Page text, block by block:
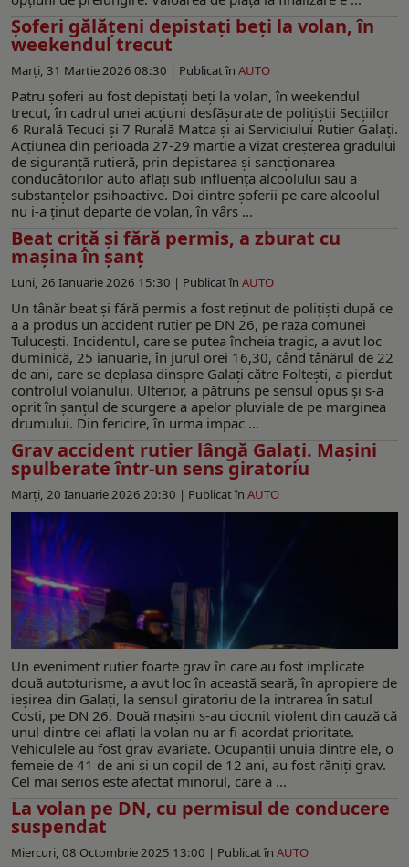
Șoferi gălăţeni depistați beți la volan, în
weekendul trecut
Marți, 31 Martie 2026 08:30 | Publicat în AUTO
Patru șoferi au fost depistați beți la volan, în weekendul
trecut, în cadrul unei acțiuni desfășurate de polițiștii Secțiilor
6 Rurală Tecuci și 7 Rurală Matca și ai Serviciului Rutier Galați.
Acțiunea din perioada 27-29 martie a vizat creșterea gradului
de siguranță rutieră, prin depistarea și sancționarea
conducătorilor auto aflați sub influența alcoolului sau a
substanțelor psihoactive. Doi dintre șoferii pe care alcoolul
nu i-a ținut departe de volan, în vârs ...
Beat criță și fără permis, a zburat cu
mașina în șanț
Luni, 26 Ianuarie 2026 15:30 | Publicat în AUTO
Un tânăr beat și fără permis a fost reținut de polițiști după ce
a a produs un accident rutier pe DN 26, pe raza comunei
Tulucești. Incidentul, care se putea încheia tragic, a avut loc
duminică, 25 ianuarie, în jurul orei 16,30, când tânărul de 22
de ani, care se deplasa dinspre Galați către Foltești, a pierdut
controlul volanului. Ulterior, a pătruns pe sensul opus și s-a
oprit în șanțul de scurgere a apelor pluviale de pe marginea
drumului. Din fericire, în urma impac ...
Grav accident rutier lângă Galați. Mașini
spulberate într-un sens giratoriu
Marți, 20 Ianuarie 2026 20:30 | Publicat în AUTO
Un eveniment rutier foarte grav în care au fost implicate
două autoturisme, a avut loc în această seară, în apropiere de
ieșirea din Galați, la sensul giratoriu de la intrarea în satul
Costi, pe DN 26. Două mașini s-au ciocnit violent din cauză că
unul dintre cei aflați la volan nu ar fi acordat prioritate.
Vehiculele au fost grav avariate. Ocupanții unuia dintre ele, o
femeie de 41 de ani și un copil de 12 ani, au fost răniți grav.
Cel mai serios este afectat minorul, care a ...
La volan pe DN, cu permisul de conducere
suspendat
Miercuri, 08 Octombrie 2025 13:00 | Publicat în AUTO